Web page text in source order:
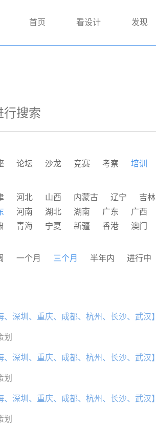
首页 看设计 发现
论坛 沙龙 竞赛 考察 培训
河北 山西 内蒙古 辽宁 吉林
河南 湖北 湖南 广东 广西
青海 宁夏 新疆 香港 澳门
一个月 三个月 半年内 进行中
、深圳、重庆、成都、杭州、长沙、武汉】
划
、深圳、重庆、成都、杭州、长沙、武汉】
划
、深圳、重庆、成都、杭州、长沙、武汉】
划